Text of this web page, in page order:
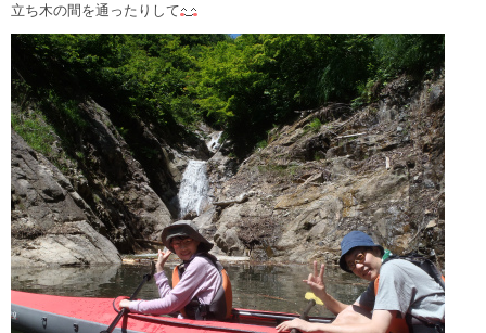
立ち木の間を通ったりして